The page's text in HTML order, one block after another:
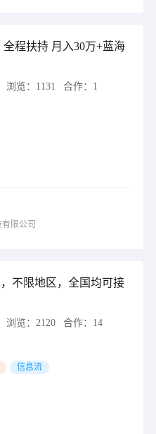
程扶持 月入30万+蓝海
浏览： 1131 合作： 1
限公司
不限地区，全国均可接
浏览： 2120 合作： 14
信息流